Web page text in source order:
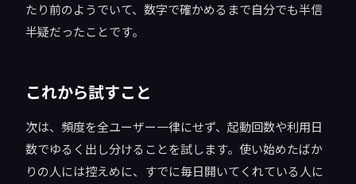
たり前のようでいて、数字で確かめるまで自分でも半信
半疑だったことです。
これから試すこと
次は、頻度を全ユーザー一律にせず、起動回数や利用日
数でゆるく出し分けることを試します。使い始めたばか
りの人には控えめに、すでに毎日開いてくれている人に